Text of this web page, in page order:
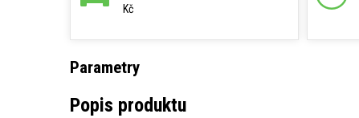
Kč
Parametry
Popis produktu